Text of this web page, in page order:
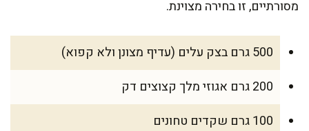
מסורתיים, זו בחירה מצוינת.
500 גרם בצק עלים (עדיף מצונן ולא קפוא)
200 גרם אגוזי מלך קצוצים דק
100 גרם שקדים טחונים